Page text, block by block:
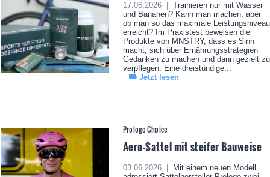
17.06.2026 |
Trainieren nur mit Wasser
und Bananen? Kann man machen, aber
ob man so das maximale Leistungsniveau
erreicht? Im Praxistest beweisen die
Produkte von MNSTRY, dass es Sinn
macht, sich über Ernährungsstrategien
Gedanken zu machen und dann gezielt zu
verpflegen. Eine dreistündige...
Jetzt lesen
Prologo Choice
Aero-Sattel mit steifer Bauweise
03.06.2026 |
Mit einem neuen Modell